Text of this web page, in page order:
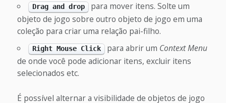
Drag and drop para mover itens. Solte um
objeto de jogo sobre outro objeto de jogo em uma
coleção para criar uma relação pai-filho.
Right Mouse Click para abrir um Context Menu
de onde você pode adicionar itens, excluir itens
selecionados etc.
É possível alternar a visibilidade de objetos de jogo